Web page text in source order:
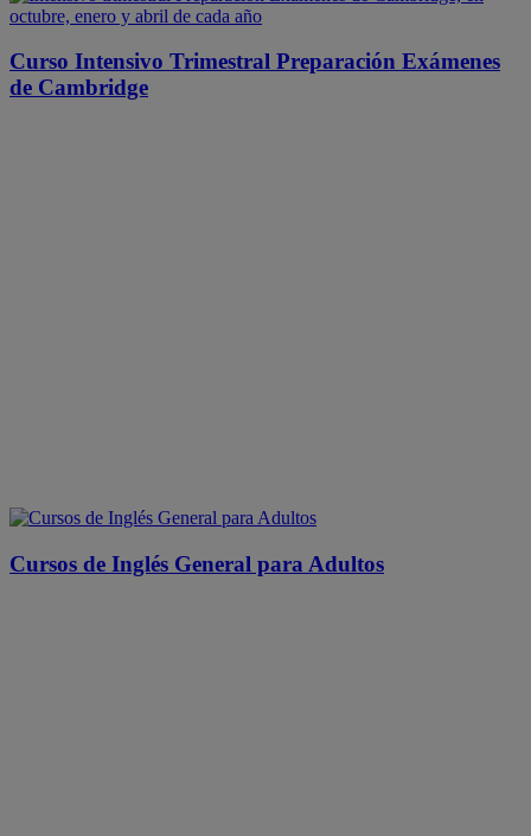
Curso Intensivo Trimestral Preparación Exámenes
de Cambridge
Cursos de Inglés General para Adultos